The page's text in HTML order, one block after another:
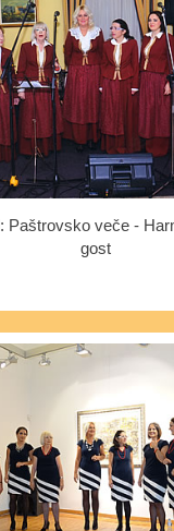
Paštrovsko veče -
gost